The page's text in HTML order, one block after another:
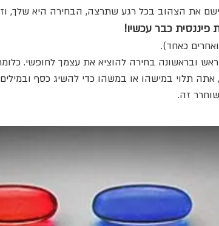
את הצהוב בכל רגע שתרצה, הבחירה היא שלך,
פיננסית כבר עכשיו!
כאחד).
ובראשונה בחירה להוציא את עצמך לחופשי.
אתה תלוי במישהו או במשהו כדי להשיג כסף
זה.